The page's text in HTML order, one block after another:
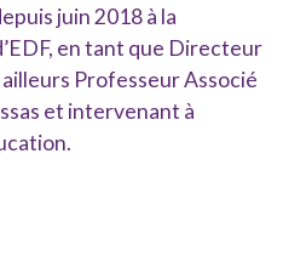
juin 2018 à la
en tant que Directeur
Professeur Associé
et intervenant à